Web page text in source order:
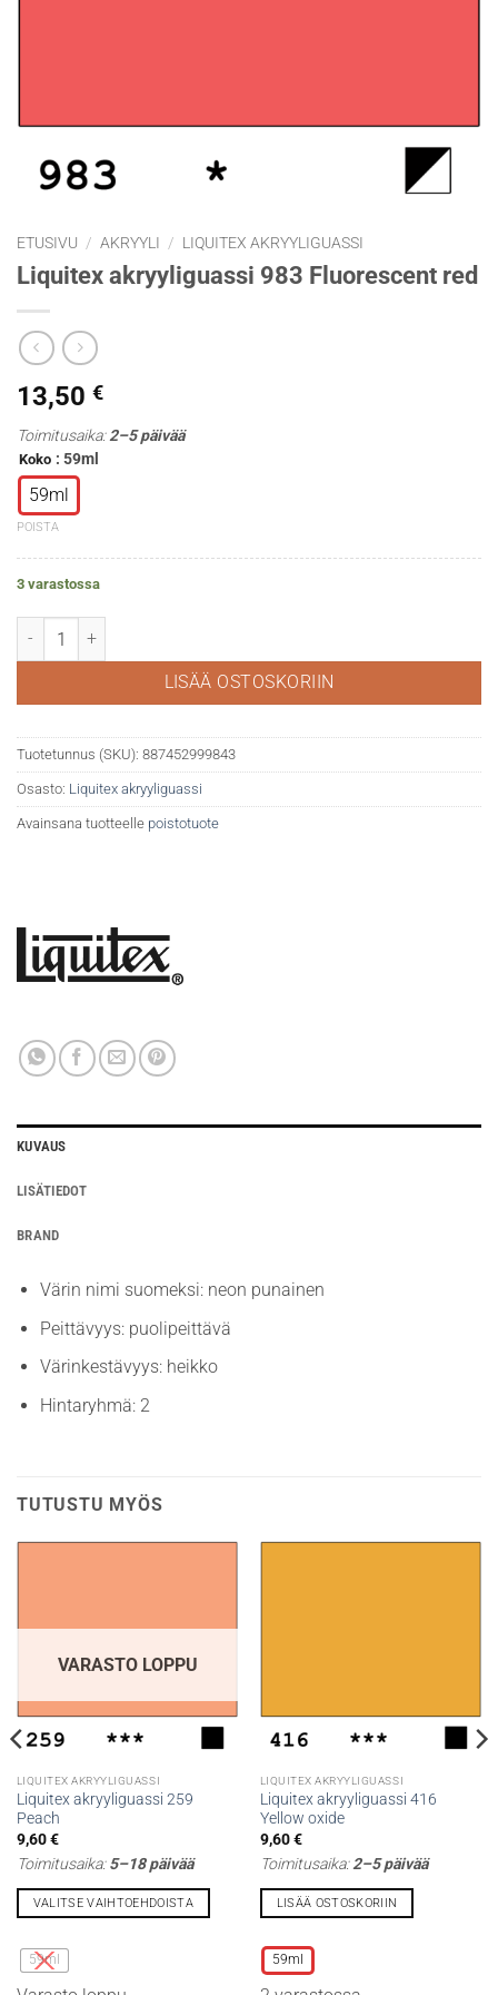
ETUSIVU / AKRYYLI / LIQUITEX AKRYYLIGUASSI
Liquitex akryyliguassi 983 Fluorescent red
13,50 €
Toimitusaika:2–5 päivää
Koko : 59ml
59ml
POISTA
3 varastossa
Liquitex akryyliguassi 983 Fluorescent red määrä
LISÄÄ OSTOSKORIIN
Tuotetunnus (SKU): 887452999843
Osasto: Liquitex akryyliguassi
Avainsana tuotteelle poistotuote
KUVAUS
LISÄTIEDOT
BRAND
Värin nimi suomeksi: neon punainen
Peittävyys: puolipeittävä
Värinkestävyys: heikko
Hintaryhmä: 2
TUTUSTU MYÖS
VARASTO LOPPU
LIQUITEX AKRYYLIGUASSI
Liquitex akryyliguassi 259
Peach
9,60€
Toimitusaika:5–18 päivää
VALITSE VAIHTOEHDOISTA
tuotteella
on
59ml
LIQUITEX AKRYYLIGUASSI
Liquitex akryyliguassi 416
Yellow oxide
9,60€
Toimitusaika:2–5 päivää
LISÄÄ OSTOSKORIIN
tuotteella
on
59ml